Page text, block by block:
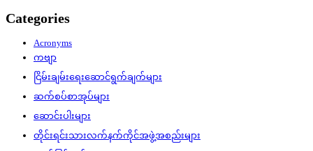
Categories
Acronyms
ကဗျာ
ငြိမ်းချမ်းရေးဆောင်ရွက်ချက်များ
ဆက်စပ်စာအုပ်များ
ဆောင်းပါးများ
တိုင်းရင်းသားလက်နက်ကိုင်အဖွဲ့အစည်းများ